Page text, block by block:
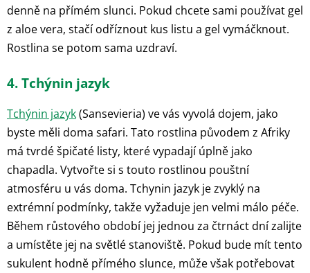
denně na přímém slunci. Pokud chcete sami používat gel
z aloe vera, stačí odříznout kus listu a gel vymáčknout.
Rostlina se potom sama uzdraví.
4. Tchýnin jazyk
Tchýnin jazyk(Sansevieria) ve vás vyvolá dojem, jako
byste měli doma safari. Tato rostlina původem z Afriky
má tvrdé špičaté listy, které vypadají úplně jako
chapadla. Vytvořte si s touto rostlinou pouštní
atmosféru u vás doma. Tchynin jazyk je zvyklý na
extrémní podmínky, takže vyžaduje jen velmi málo péče.
Během růstového období jej jednou za čtrnáct dní zalijte
a umístěte jej na světlé stanoviště. Pokud bude mít tento
sukulent hodně přímého slunce, může však potřebovat